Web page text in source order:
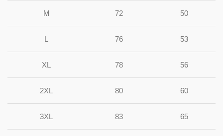
M 72 50
L 76 53
XL 78 56
2XL 80 60
3XL 83 65